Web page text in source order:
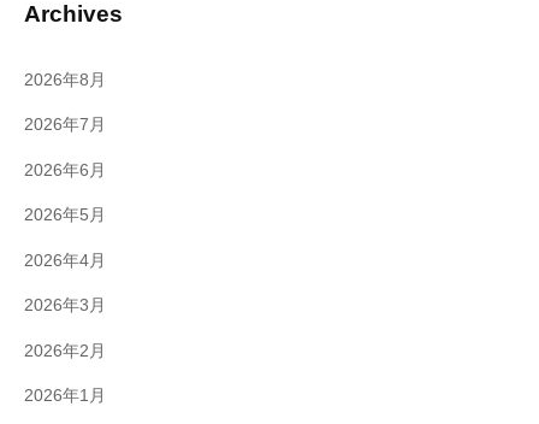
Archives
2026年8月
2026年7月
2026年6月
2026年5月
2026年4月
2026年3月
2026年2月
2026年1月